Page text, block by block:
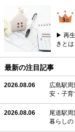
▶ 再
きと
最新の注目記事
2026.08.06
広島駅
安・子育
2026.08.06
尾道駅周
暮らしの